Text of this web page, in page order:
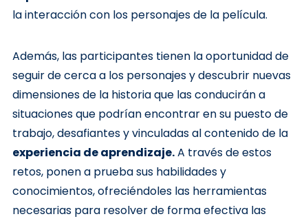
la interacción con los personajes de la película.
Además, las participantes tienen la oportunidad de
seguir de cerca a los personajes y descubrir nuevas
dimensiones de la historia que las conducirán a
situaciones que podrían encontrar en su puesto de
trabajo, desafiantes y vinculadas al contenido de la
experiencia de aprendizaje.A través de estos
retos, ponen a prueba sus habilidades y
conocimientos, ofreciéndoles las herramientas
necesarias para resolver de forma efectiva las